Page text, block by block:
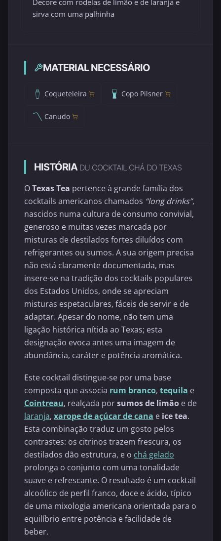
sirva com uma palhinha
MATERIAL NECESSÁRIO
Coqueteleira Copo Pilsner
Canudo
HISTÓRIA DU COCKTAIL CHÁ DO TEXAS
OTexas Tea pertence à grande família dos
cocktails americanos chamados “long drinks”,
nascidos numa cultura de consumo convivial,
generoso e muitas vezes marcada por
misturas de destilados fortes diluídos com
refrigerantes ou sumos. A sua origem precisa
não está claramente documentada, mas
insere-se na tradição dos cocktails populares
dos Estados Unidos, onde se apreciam
misturas espetaculares, fáceis de servir e de
adaptar. Apesar do nome, não tem uma
ligação histórica nítida ao Texas; esta
designação evoca antes uma imagem de
abundância, caráter e potência aromática.
Este cocktail distingue-se por uma base
composta que associa rum branco, tequila e
Cointreau, realçada porsumos de limão e de
laranja, xarope de açúcar de cana e ice tea.
Esta combinação traduz um gosto pelos
contrastes: os citrinos trazem frescura, os
destilados dão estrutura, e o chá gelado
prolonga o conjunto com uma tonalidade
suave e refrescante. O resultado é um cocktail
alcoólico de perfil franco, doce e ácido, típico
de uma mixologia americana orientada para o
equilíbrio entre potência e facilidade de
beber.